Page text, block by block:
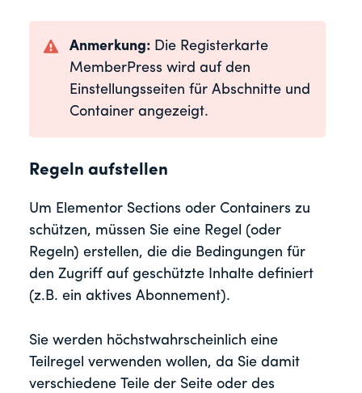
Anmerkung: Die Registerkarte
MemberPress wird auf den
Einstellungsseiten für Abschnitte und
Container angezeigt.
Regeln aufstellen
Um Elementor Sections oder Containers zu
schützen, müssen Sie eine Regel (oder
Regeln) erstellen, die die Bedingungen für
den Zugriff auf geschützte Inhalte definiert
(z.B. ein aktives Abonnement).
Sie werden höchstwahrscheinlich eine
Teilregel verwenden wollen, da Sie damit
verschiedene Teile der Seite oder des